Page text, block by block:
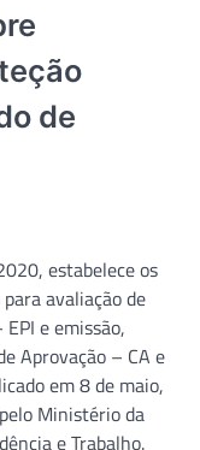
de
estabelece os
avaliação de
e emissão,
Aprovação – CA e
em 8 de maio,
Ministério da
e Trabalho.